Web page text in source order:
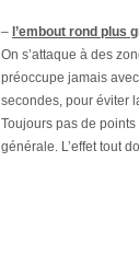
– l’embout rond plus
On s’attaque à des
préoccupe jamais
secondes, pour éviter
Toujours pas de
générale. L’effet tout